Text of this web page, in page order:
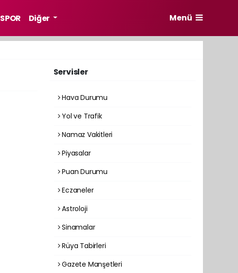
SPOR Diğer Menü
Servisler
Hava Durumu
Yol ve Trafik
Namaz Vakitleri
Piyasalar
Puan Durumu
Eczaneler
Astroloji
Sinamalar
Rüya Tabirleri
Gazete Manşetleri